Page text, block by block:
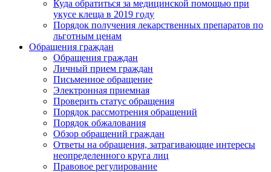
Куда обратиться за медицинской помощью при
укусе клеща в 2019 году
Порядок получения лекарственных препаратов по
льготным ценам
Обращения граждан
Обращения граждан
Личный прием граждан
Письменное обращение
Электронная приемная
Проверить статус обращения
Порядок рассмотрения обращений
Порядок обжалования
Обзор обращений граждан
Ответы на обращения, затрагивающие интересы
неопределенного круга лиц
Правовое регулирование